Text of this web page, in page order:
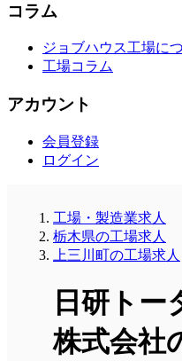
コラム
ジョブハウス工場に
工場コラム
アカウント
会員登録
ログイン
工場・製造業求人
栃木県の工場求人
上三川町の工場求人
日研トー
株式会社